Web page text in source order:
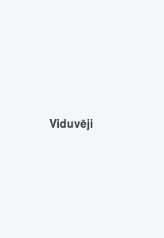
Viduvēji